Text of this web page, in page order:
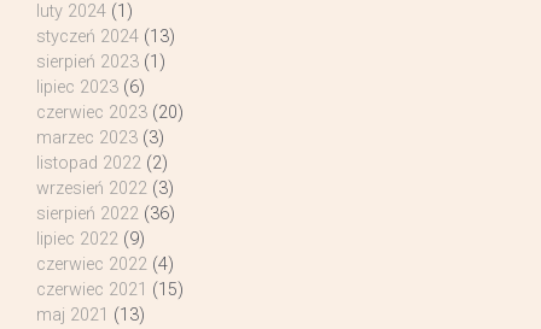
luty 2024 (1)
styczeń 2024 (13)
sierpień 2023 (1)
lipiec 2023 (6)
czerwiec 2023 (20)
marzec 2023 (3)
listopad 2022 (2)
wrzesień 2022 (3)
sierpień 2022 (36)
lipiec 2022 (9)
czerwiec 2022 (4)
czerwiec 2021 (15)
maj 2021 (13)